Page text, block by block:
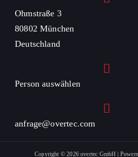
Ohmstraße 3
80802 München
Deutschland
Person auswählen
anfrage@overtec.com
Copyright © 2026 overtec GmbH |